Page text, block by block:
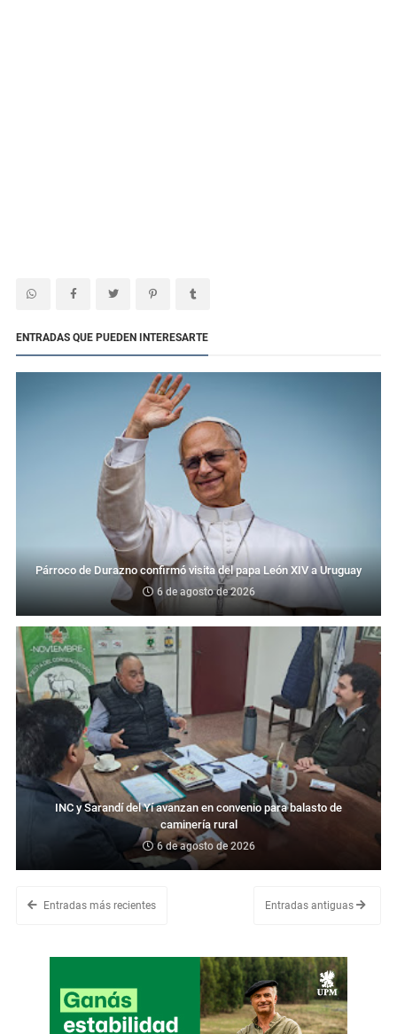
ENTRADAS QUE PUEDEN INTERESARTE
Párroco de Durazno confirmó visita del papa León XIV a Uruguay
6 de agosto de 2026
INC y Sarandí del Yí avanzan en convenio para balasto de
caminería rural
6 de agosto de 2026
Entradas más recientes Entradas antiguas